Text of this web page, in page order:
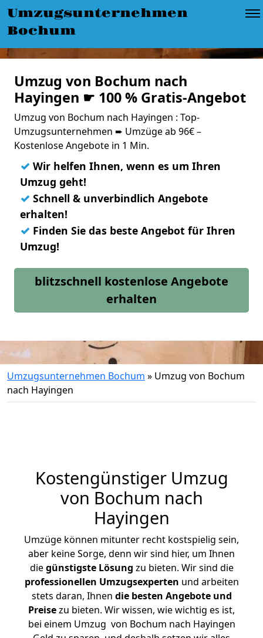
Umzugsunternehmen
Bochum
Umzug von Bochum nach
Hayingen ☛ 100 % Gratis-Angebot
Umzug von Bochum nach Hayingen : Top-
Umzugsunternehmen ➨ Umzüge ab 96€ –
Kostenlose Angebote in 1 Min.
✓ Wir helfen Ihnen, wenn es um Ihren
Umzug geht!
✓ Schnell & unverbindlich Angebote
erhalten!
✓ Finden Sie das beste Angebot für Ihren
Umzug!
blitzschnell kostenlose Angebote
erhalten
Umzugsunternehmen Bochum » Umzug von Bochum
nach Hayingen
Kostengünstiger Umzug
von Bochum nach
Hayingen
Umzüge können mitunter recht kostspielig sein,
aber keine Sorge, denn wir sind hier, um Ihnen
diegünstigste Lösung zu bieten. Wir sind die
professionellen Umzugsexperten und arbeiten
stets daran, Ihnen die besten Angebote und
Preisezu bieten. Wir wissen, wie wichtig es ist,
bei einem Umzug von Bochum nach Hayingen